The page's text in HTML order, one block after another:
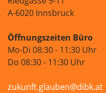
A-6020 Innsbruck
Öffnungszeiten Büro
Mo-Di 08:30 - 11:30 Uhr
Do 08:30 - 11:30 Uhr
zukunft.glauben@dibk.at